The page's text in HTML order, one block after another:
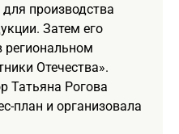
для производства
Затем его
региональном
Отечества».
Татьяна Рогова
план и организовала